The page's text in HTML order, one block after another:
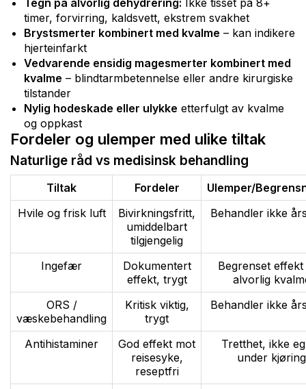
Tegn på alvorlig dehydrering: Ikke tisset på 8+
timer, forvirring, kaldsvett, ekstrem svakhet
Brystsmerter kombinert med kvalme – kan indikere
hjerteinfarkt
Vedvarende ensidig magesmerter kombinert med
kvalme – blindtarmbetennelse eller andre kirurgiske
tilstander
Nylig hodeskade eller ulykke etterfulgt av kvalme
og oppkast
Fordeler og ulemper med ulike tiltak
Naturlige råd vs medisinsk behandling
Tiltak Fordeler
Ulemper/
Hvile og frisk luft
Bivirkningsfritt,
umiddelbart
tilgjengelig
Behandler ikke
Ingefær
Dokumentert
effekt, trygt
Begrenset effekt
alvorlig
ORS /
væskebehandling
Kritisk viktig,
trygt
Behandler ikke
Antihistaminer
God effekt mot
reisesyke,
reseptfri
Tretthet, ikke
under kjøring